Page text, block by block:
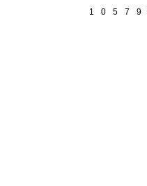
1 0 5 7 9